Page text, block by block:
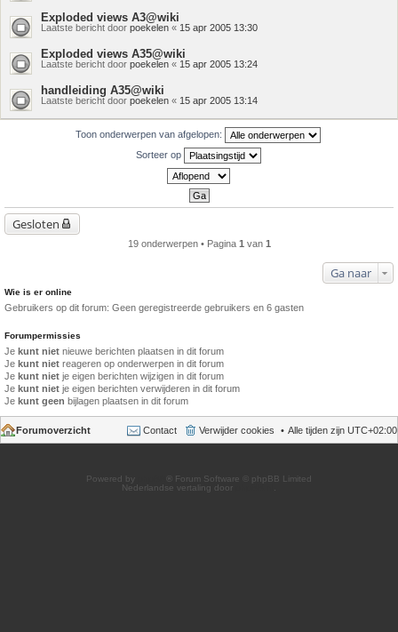
Exploded views A3@wiki
Laatste bericht door poekelen « 15 apr 2005 13:30
Exploded views A35@wiki
Laatste bericht door poekelen « 15 apr 2005 13:24
handleiding A35@wiki
Laatste bericht door poekelen « 15 apr 2005 13:14
Toon onderwerpen van afgelopen:
Sorteer op
Gesloten
19 onderwerpen • Pagina 1 van 1
Ga naar
Wie is er online
Gebruikers op dit forum: Geen geregistreerde gebruikers en 6 gasten
Forumpermissies
Je kunt niet nieuwe berichten plaatsen in dit forum
Je kunt niet reageren op onderwerpen in dit forum
Je kunt niet je eigen berichten wijzigen in dit forum
Je kunt niet je eigen berichten verwijderen in dit forum
Je kunt geen bijlagen plaatsen in dit forum
Forumoverzicht Alle tijden zijn UTC+02:00
Verwijder cookies
Contact
Powered by
® Forum Software © phpBB Limited
Nederlandse vertaling door